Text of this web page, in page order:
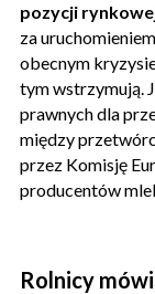
pozycji
za
obecnym
tym wstrzymują.
prawnych dla
między
przez Komisję
producentów
Rolnicy